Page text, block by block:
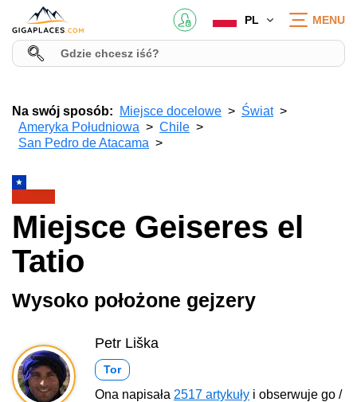
PL MENU
Na swój sposób: Miejsce docelowe
Świat
Ameryka Południowa
Chile
San Pedro de Atacama
Miejsce Geiseres el
Tatio
Wysoko położone gejzery
Petr Liška
Tor
Ona napisała 2517 artykuły i obserwuje go /